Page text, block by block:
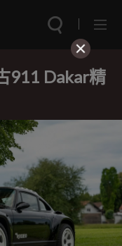
911 Dakar精